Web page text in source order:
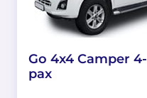
Go 4x4 Camper 4-
pax